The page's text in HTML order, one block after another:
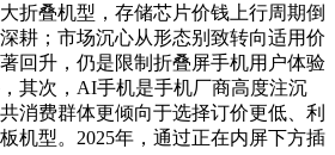
折叠机型，存储芯片价钱上行周期倒
耕；市场沉心从形态别致转向适用价
回升，仍是限制折叠屏手机用户体验
其次，AI手机是手机厂商高度注沉
消费群体更倾向于选择订价更低、利
机型。2025年，通过正在内屏下方插